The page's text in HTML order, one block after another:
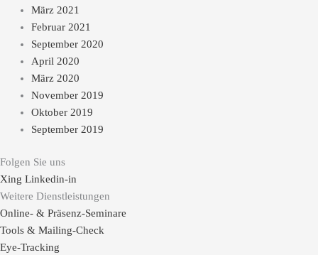
März 2021
Februar 2021
September 2020
April 2020
März 2020
November 2019
Oktober 2019
September 2019
Folgen Sie uns
Xing Linkedin-in
Weitere Dienstleistungen
Online- & Präsenz-Seminare
Tools & Mailing-Check
Eye-Tracking